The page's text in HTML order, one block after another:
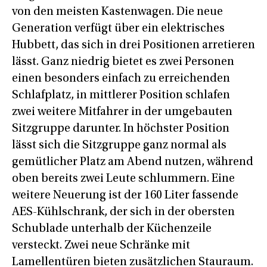
von den meisten Kastenwagen. Die neue
Generation verfügt über ein elektrisches
Hubbett, das sich in drei Positionen arretieren
lässt. Ganz niedrig bietet es zwei Personen
einen besonders einfach zu erreichenden
Schlafplatz, in mittlerer Position schlafen
zwei weitere Mitfahrer in der umgebauten
Sitzgruppe darunter. In höchster Position
lässt sich die Sitzgruppe ganz normal als
gemütlicher Platz am Abend nutzen, während
oben bereits zwei Leute schlummern. Eine
weitere Neuerung ist der 160 Liter fassende
AES-Kühlschrank, der sich in der obersten
Schublade unterhalb der Küchenzeile
versteckt. Zwei neue Schränke mit
Lamellentüren bieten zusätzlichen Stauraum.